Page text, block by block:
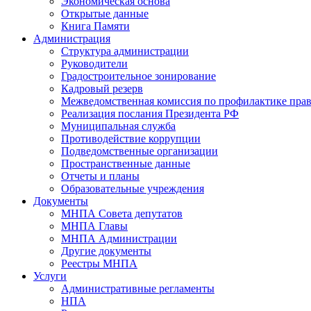
Открытые данные
Книга Памяти
Администрация
Структура администрации
Руководители
Градостроительное зонирование
Кадровый резерв
Межведомственная комиссия по профилактике
Реализация послания Президента РФ
Муниципальная служба
Противодействие коррупции
Подведомственные организации
Пространственные данные
Отчеты и планы
Образовательные учреждения
Документы
МНПА Совета депутатов
МНПА Главы
МНПА Администрации
Другие документы
Реестры МНПА
Услуги
Административные регламенты
НПА